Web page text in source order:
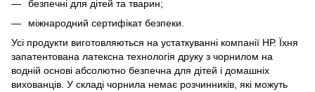
безпечні для дітей та тварин;
міжнародний сертифікат безпеки.
Усі продукти виготовляються на устаткуванні компанії НР. Їхня
запатентована латексна технологія друку з чорнилом на
водній основі абсолютно безпечна для дітей і домашніх
вихованців. У складі чорнила немає розчинників, які можуть